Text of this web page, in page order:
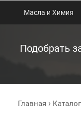
Масла и Химия
Подобрать
Главная Каталог